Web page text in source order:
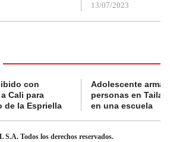
13/07/2023
con
Cali para
de la Espriella
Adolescente
personas en
en una escuela
Todos los derechos reservados.